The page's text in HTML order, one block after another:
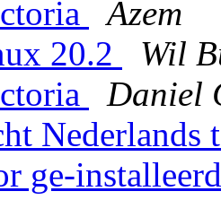
Azem
20.2
Wil
Daniel
Nederlands
ge-